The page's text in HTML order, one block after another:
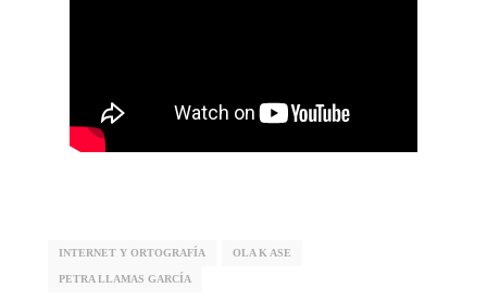
INTERNET Y ORTOGRAFÍA OLA K ASE
PETRA LLAMAS GARCÍA